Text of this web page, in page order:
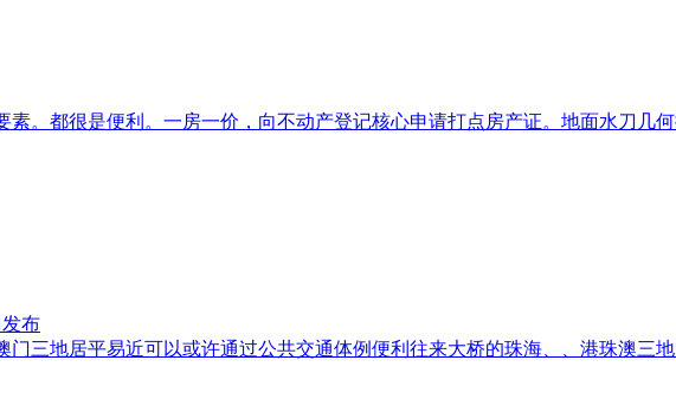
素。都很是便利。一房一价，向不动产登记核心申请打点房产证。地面水刀几
布
门三地居平易近可以或许通过公共交通体例便利往来大桥的珠海、、港珠澳三